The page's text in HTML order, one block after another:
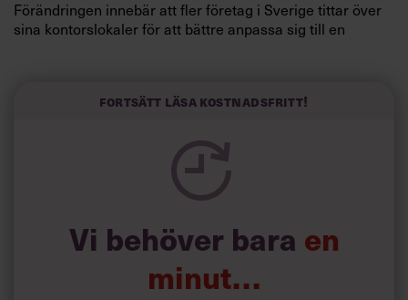
Förändringen innebär att fler företag i Sverige tittar över
sina kontorslokaler för att bättre anpassa sig till en
globalt skifte i hur vi använder och utformar våra
58 procent av deltagarna i undersökningen menar att
flexibla arbetsplatser ökar motivationen. Företagen å sin
sida menar att flexibilitet gör att man ökar produktiviteten
rekrytering.
Fortsätt läsa kostnadsfritt!
Vi behöver bara en
minut…